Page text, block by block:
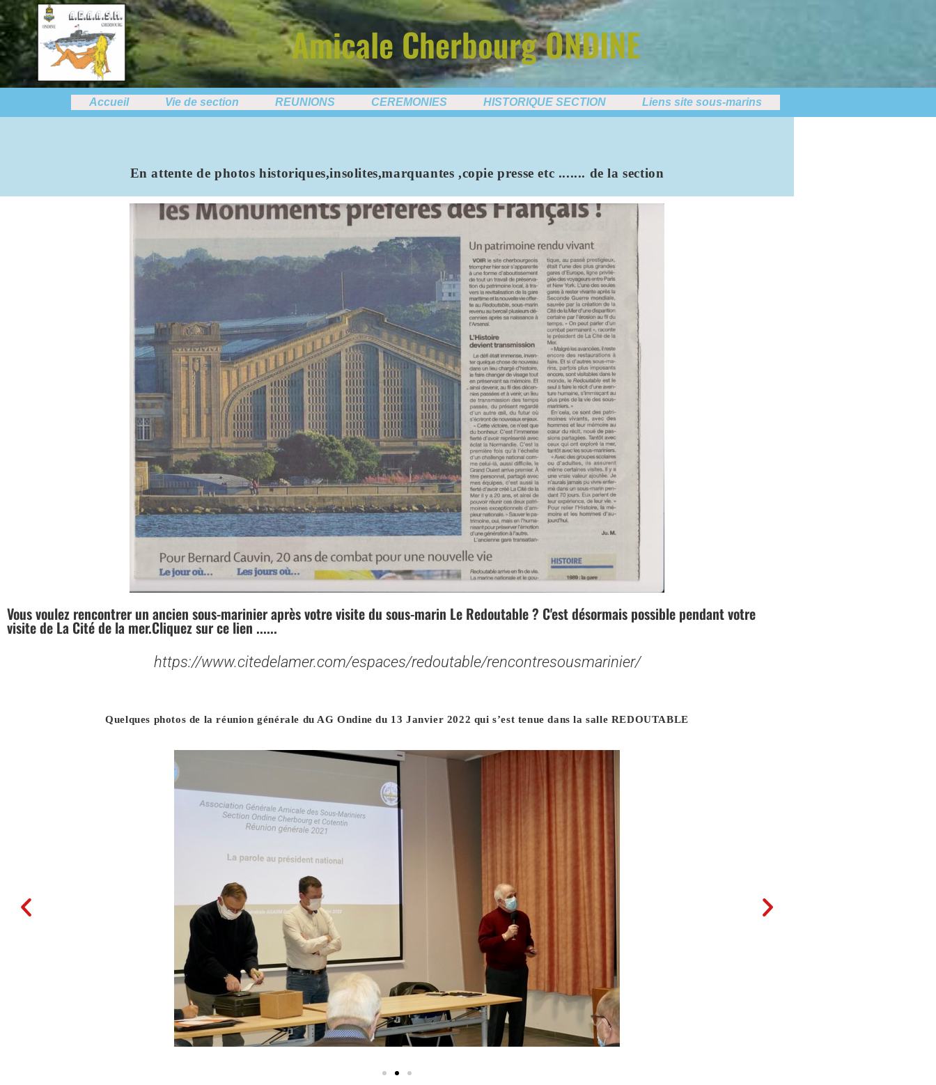
Amicale Cherbourg ONDINE
Accueil Vie de section REUNIONS CEREMONIES HISTORIQUE SECTION Liens site sous-marins
En attente de photos historiques,insolites,marquantes ,copie presse etc ....... de la section
Vous voulez rencontrer un ancien sous-marinier après votre visite du sous-marin Le Redoutable ? C'est désormais possible pendant votre
visite de La Cité de la mer.Cliquez sur ce lien ......
https://www.citedelamer.com/espaces/redoutable/rencontresousmarinier/
Quelques photos de la réunion générale du AG Ondine du 13 Janvier 2022 qui s’est tenue dans la salle REDOUTABLE